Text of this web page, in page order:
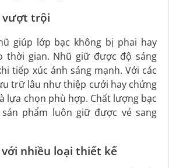
vượt trội
giúp lớp bạc không bị phai hay
thời gian. Nhũ giữ được độ sáng
tiếp xúc ánh sáng mạnh. Với các
trữ lâu như thiệp cưới hay chứng
lựa chọn phù hợp. Chất lượng bạc
phẩm luôn giữ được vẻ sang
nhiều loại thiết kế